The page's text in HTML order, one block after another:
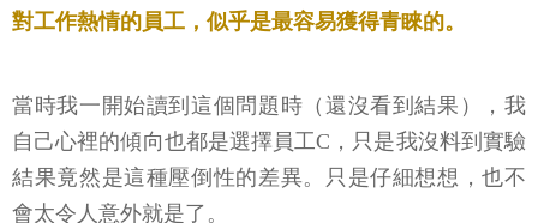
對工作熱情的員工，似乎是最容易獲得青睞的。
當時我一開始讀到這個問題時（還沒看到結果），我
自己心裡的傾向也都是選擇員工C，只是我沒料到實驗
結果竟然是這種壓倒性的差異。只是仔細想想，也不
會太令人意外就是了。